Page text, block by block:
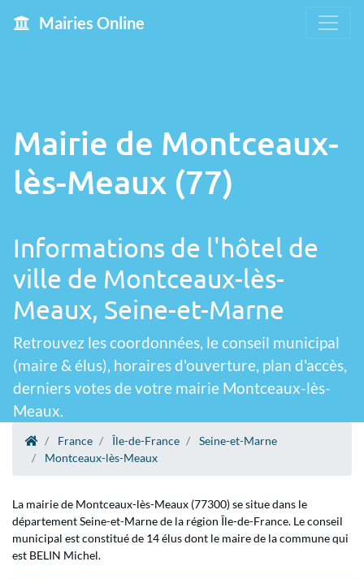
Mairies Online
Mairie de Montceaux-
lès-Meaux (77)
Informations de l'hôtel de
ville de Montceaux-lès-
Meaux, Seine-et-Marne
Retrouvez les coordonnées, le conseil municipal
(maire & élus), horaires d'ouverture, plan d'accès,
derniers votes de votre mairie Montceaux-lès-
Meaux.
France Île-de-France
Seine-et-Marne
Montceaux-lès-Meaux
La mairie de Montceaux-lès-Meaux (77300) se situe dans le
département Seine-et-Marne de la région Île-de-France. Le conseil
municipal est constitué de 14 élus dont le maire de la commune qui
est BELIN Michel.